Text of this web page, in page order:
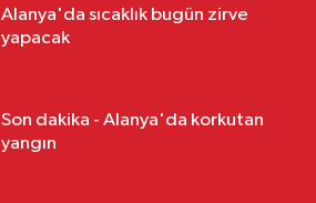
Alanya'da sıcaklık bugün zirve
yapacak
Son dakika - Alanya'da korkutan
yangın